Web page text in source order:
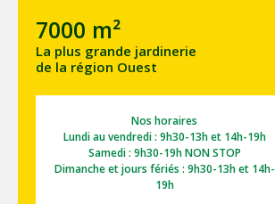
7000 m²
La plus grande jardinerie
de la région Ouest
Nos horaires
Lundi au vendredi : 9h30-13h et 14h-19h
Samedi : 9h30-19h NON STOP
Dimanche et jours fériés : 9h30-13h et 14h-
19h